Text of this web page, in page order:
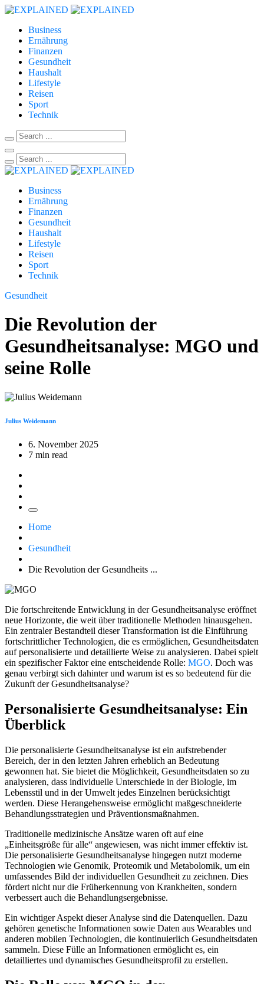
Business
Ernährung
Finanzen
Gesundheit
Haushalt
Lifestyle
Reisen
Sport
Technik
Business
Ernährung
Finanzen
Gesundheit
Haushalt
Lifestyle
Reisen
Sport
Technik
Gesundheit
Die Revolution der
Gesundheitsanalyse: MGO und
seine Rolle
Julius Weidemann
6. November 2025
7 min read
Home
Gesundheit
Die Revolution der Gesundheits ...
Die fortschreitende Entwicklung in der Gesundheitsanalyse eröffnet
neue Horizonte, die weit über traditionelle Methoden hinausgehen.
Ein zentraler Bestandteil dieser Transformation ist die Einführung
fortschrittlicher Technologien, die es ermöglichen, Gesundheitsdaten
auf personalisierte und detaillierte Weise zu analysieren. Dabei spielt
ein spezifischer Faktor eine entscheidende Rolle: MGO. Doch was
genau verbirgt sich dahinter und warum ist es so bedeutend für die
Zukunft der Gesundheitsanalyse?
Personalisierte Gesundheitsanalyse: Ein
Überblick
Die personalisierte Gesundheitsanalyse ist ein aufstrebender
Bereich, der in den letzten Jahren erheblich an Bedeutung
gewonnen hat. Sie bietet die Möglichkeit, Gesundheitsdaten so zu
analysieren, dass individuelle Unterschiede in der Biologie, im
Lebensstil und in der Umwelt jedes Einzelnen berücksichtigt
werden. Diese Herangehensweise ermöglicht maßgeschneiderte
Behandlungsstrategien und Präventionsmaßnahmen.
Traditionelle medizinische Ansätze waren oft auf eine
„Einheitsgröße für alle“ angewiesen, was nicht immer effektiv ist.
Die personalisierte Gesundheitsanalyse hingegen nutzt moderne
Technologien wie Genomik, Proteomik und Metabolomik, um ein
umfassendes Bild der individuellen Gesundheit zu zeichnen. Dies
fördert nicht nur die Früherkennung von Krankheiten, sondern
verbessert auch die Behandlungsergebnisse.
Ein wichtiger Aspekt dieser Analyse sind die Datenquellen. Dazu
gehören genetische Informationen sowie Daten aus Wearables und
anderen mobilen Technologien, die kontinuierlich Gesundheitsdaten
sammeln. Diese Fülle an Informationen ermöglicht es, ein
detailliertes und dynamisches Gesundheitsprofil zu erstellen.